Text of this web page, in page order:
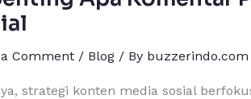
Comment / Blog / By buzzerindo.com
strategi konten media sosial